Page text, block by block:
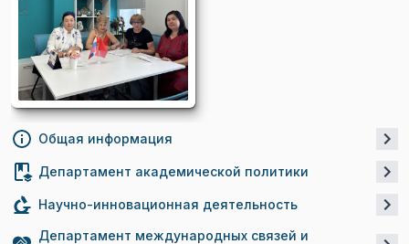
Общая информация
Департамент академической политики
Научно-инновационная деятельность
Департамент международных связей и